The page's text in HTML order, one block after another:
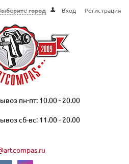
город Вход Регистрация
пн-пт: 10.00 - 20.00
сб-вс: 11.00 - 20.00